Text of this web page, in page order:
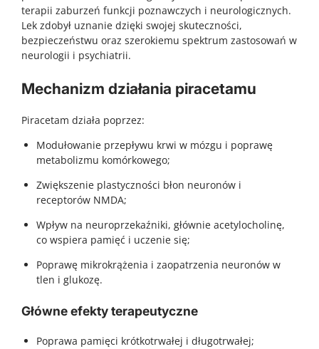
terapii zaburzeń funkcji poznawczych i neurologicznych.
Lek zdobył uznanie dzięki swojej skuteczności,
bezpieczeństwu oraz szerokiemu spektrum zastosowań w
neurologii i psychiatrii.
Mechanizm działania piracetamu
Piracetam działa poprzez:
Modułowanie przepływu krwi w mózgu i poprawę
metabolizmu komórkowego;
Zwiększenie plastyczności błon neuronów i
receptorów NMDA;
Wpływ na neuroprzekaźniki, głównie acetylocholinę,
co wspiera pamięć i uczenie się;
Poprawę mikrokrążenia i zaopatrzenia neuronów w
tlen i glukozę.
Główne efekty terapeutyczne
Poprawa pamięci krótkotrwałej i długotrwałej;